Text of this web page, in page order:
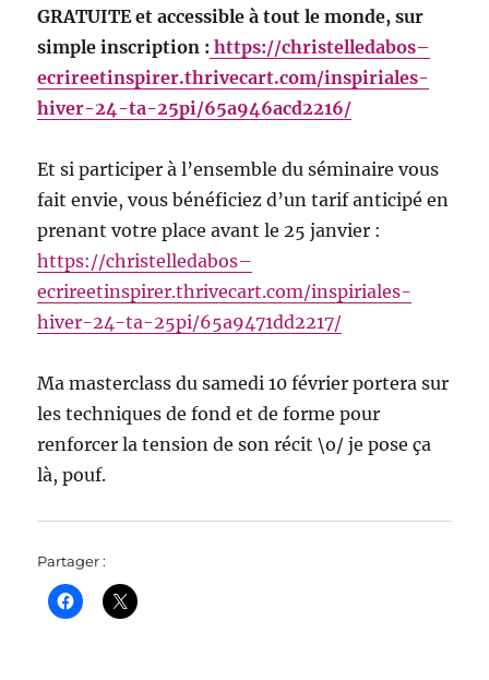
GRATUITE et accessible à tout le monde, sur
simple inscription : https://christelledabos–
ecrireetinspirer.thrivecart.com/inspiriales-
hiver-24-ta-25pi/65a946acd2216/
Et si participer à l’ensemble du séminaire vous
fait envie, vous bénéficiez d’un tarif anticipé en
prenant votre place avant le 25 janvier :
https://christelledabos–
ecrireetinspirer.thrivecart.com/inspiriales-
hiver-24-ta-25pi/65a9471dd2217/
Ma masterclass du samedi 10 février portera sur
les techniques de fond et de forme pour
renforcer la tension de son récit \o/ je pose ça
là, pouf.
Partager :